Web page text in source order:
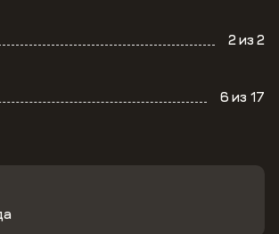
2из 2
6из 17